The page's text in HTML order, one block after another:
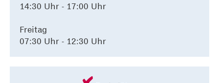
14:30 Uhr - 17:00 Uhr
Freitag
07:30 Uhr - 12:30 Uhr